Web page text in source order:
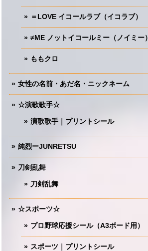
＝LOVE イコールラブ（イコラブ）
≠ME ノットイコールミー（ノイミー）
ももクロ
女性の名前・あだ名・ニックネーム
☆演歌歌手☆
演歌歌手｜プリントシール
純烈ーJUNRETSU
刀剣乱舞
刀剣乱舞
☆スポーツ☆
プロ野球応援シール（A3ボード用）
スポーツ｜プリントシール